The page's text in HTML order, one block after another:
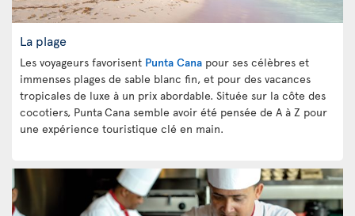
La plage
Les voyageurs favorisent Punta Cana pour ses célèbres et
immenses plages de sable blanc fin, et pour des vacances
tropicales de luxe à un prix abordable. Située sur la côte des
cocotiers, PuntaCana semble avoir été pensée de A à Z pour
une expérience touristique clé en main.